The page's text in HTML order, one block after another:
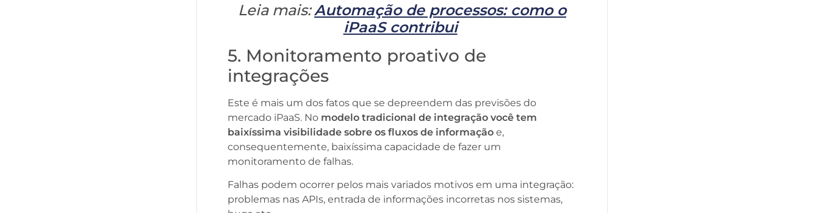
Leia mais:Automação de processos: como o
iPaaS contribui
5. Monitoramento proativo de
integrações
Este é mais um dos fatos que se depreendem das previsões do
mercado iPaaS. No modelo tradicional de integração você tem
baixíssima visibilidade sobre os fluxos de informação e,
consequentemente, baixíssima capacidade de fazer um
monitoramento de falhas.
Falhas podem ocorrer pelos mais variados motivos em uma integração:
problemas nas APIs, entrada de informações incorretas nos sistemas,